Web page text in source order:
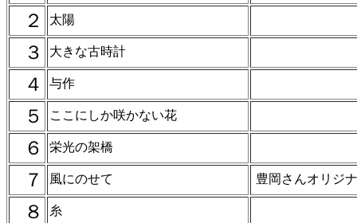
２ 太陽
３ 大きな古時計
４ 与作
５ ここにしか咲かない花
６ 栄光の架橋
７ 風にのせて 豊岡さんオリジ
８ 糸